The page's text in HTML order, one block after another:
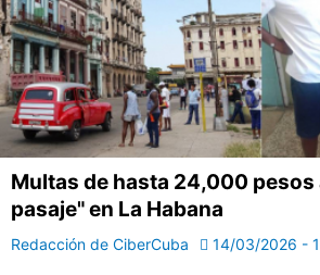
Multas de hasta 24,000 pesos
pasaje" en La Habana
Redacción de CiberCuba 14/03/2026 -